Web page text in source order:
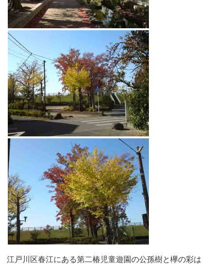
江戸川区春江にある第二椿児童遊園の公孫樹と欅の彩は